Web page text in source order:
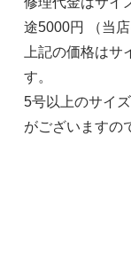
途5000円 （当
上記の価格は
す。
5号以上のサイ
がございますの